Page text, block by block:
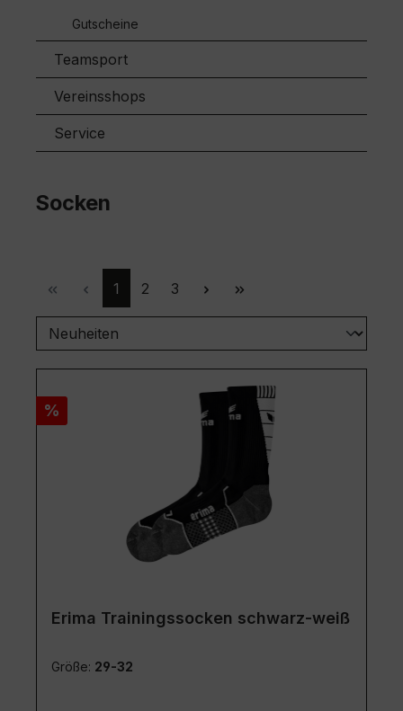
Gutscheine
Teamsport
Vereinsshops
Service
Socken
Seite
1 Seite
2 Seite
3
Rabatt
%
Erima Trainingssocken schwarz-weiß
Größe: 29-32